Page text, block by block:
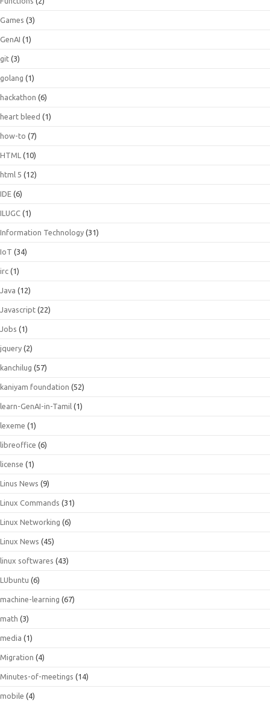
Games (3)
GenAI (1)
git (3)
golang (1)
hackathon (6)
heart bleed (1)
how-to (7)
HTML (10)
html 5 (12)
IDE (6)
ILUGC (1)
Information Technology (31)
IoT (34)
irc (1)
Java (12)
Javascript (22)
Jobs (1)
jquery (2)
kanchilug (57)
kaniyam foundation (52)
learn-GenAI-in-Tamil (1)
lexeme (1)
libreoffice (6)
license (1)
Linus News (9)
Linux Commands (31)
Linux Networking (6)
Linux News (45)
linux softwares (43)
LUbuntu (6)
machine-learning (67)
math (3)
media (1)
Migration (4)
Minutes-of-meetings (14)
mobile (4)